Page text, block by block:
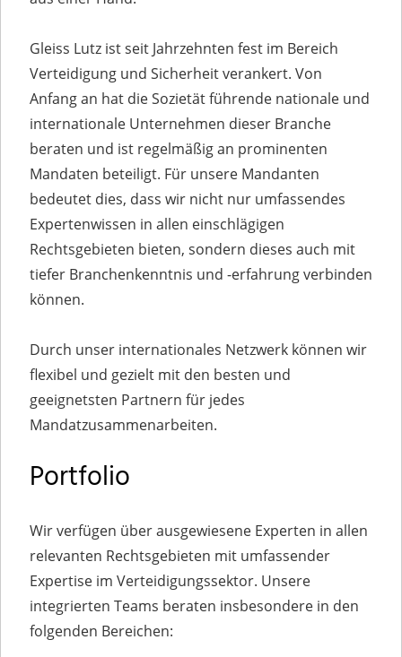
Gleiss Lutz ist seit Jahrzehnten fest im Bereich
Verteidigung und Sicherheit verankert. Von
Anfang an hat die Sozietät führende nationale und
internationale Unternehmen dieser Branche
beraten und ist regelmäßig an prominenten
Mandaten beteiligt. Für unsere Mandanten
bedeutet dies, dass wir nicht nur umfassendes
Expertenwissen in allen einschlägigen
Rechtsgebieten bieten, sondern dieses auch mit
tiefer Branchenkenntnis und -erfahrung verbinden
können.
Durch unser internationales Netzwerk können wir
flexibel und gezielt mit den besten und
geeignetsten Partnern für jedes
Mandatzusammenarbeiten.
Portfolio
Wir verfügen über ausgewiesene Experten in allen
relevanten Rechtsgebieten mit umfassender
Expertise im Verteidigungssektor. Unsere
integrierten Teams beraten insbesondere in den
folgenden Bereichen: